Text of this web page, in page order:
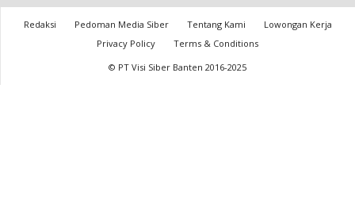
Redaksi Pedoman Media Siber Tentang Kami
Lowongan Kerja
Privacy Policy
Terms & Conditions
© PT Visi Siber Banten 2016-2025